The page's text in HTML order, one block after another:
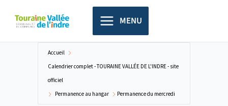
principal
MENU
Accueil
Calendrier complet - TOURAINE VALLÉE DE L'INDRE - site
officiel
Permanence au hangar
Permanence du mercredi